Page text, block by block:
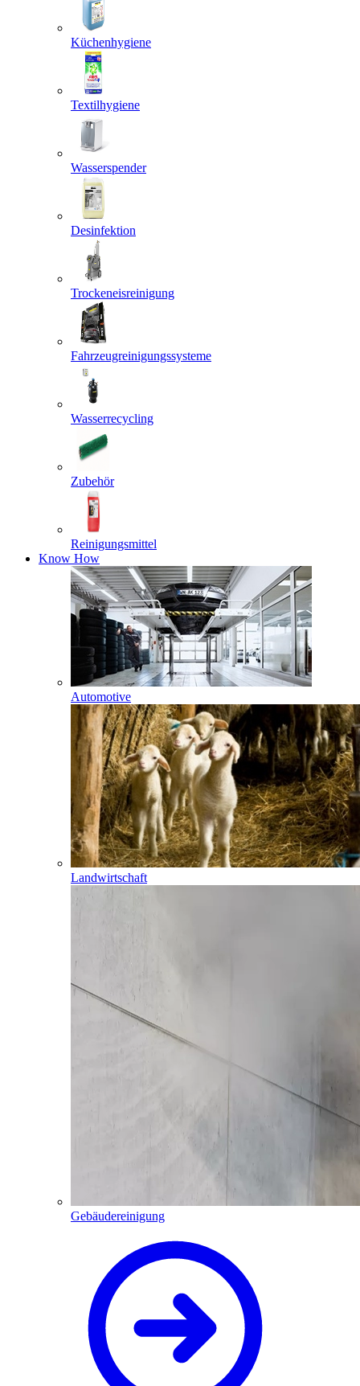
Küchenhygiene
Textilhygiene
Wasserspender
Desinfektion
Trockeneisreinigung
Fahrzeugreinigungssysteme
Wasserrecycling
Zubehör
Reinigungsmittel
Know How
Automotive
Landwirtschaft
Gebäudereinigung